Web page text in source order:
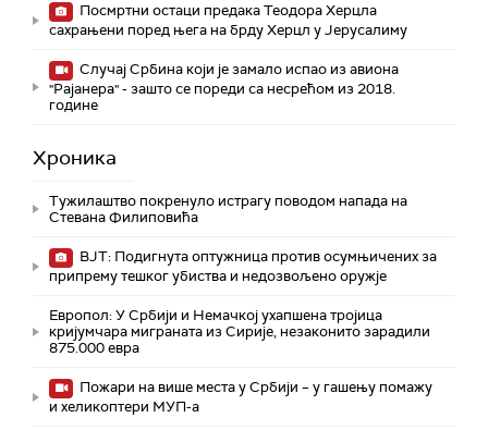
Посмртни остаци предака Теодора Херцла
сахрањени поред њега на брду Херцл у Јерусалиму
Случај Србина који је замало испао из авиона
"Рајанера" - зашто се пореди са несрећом из 2018.
године
Хроника
Тужилаштво покренуло истрагу поводом напада на
Стевана Филиповића
ВЈТ: Подигнута оптужница против осумњичених за
припрему тешког убиства и недозвољено оружје
Европол: У Србији и Немачкој ухапшена тројица
кријумчара миграната из Сирије, незаконито зарадили
875.000 евра
Пожари на више места у Србији – у гашењу помажу
и хеликоптери МУП-а